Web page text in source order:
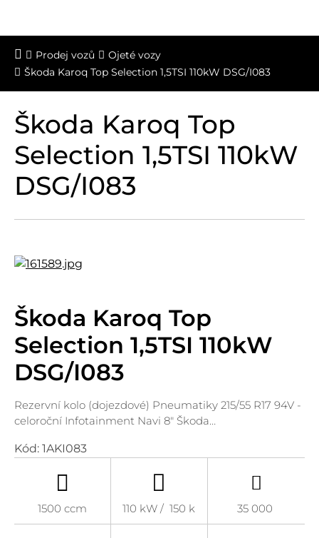
Prodej vozů
Ojeté vozy
Škoda Karoq Top Selection 1,5TSI 110kW DSG/I083
Škoda Karoq Top
Selection 1,5TSI 110kW
DSG/I083
Škoda Karoq Top
Selection 1,5TSI 110kW
DSG/I083
Rezervní kolo (dojezdové) Pneumatiky 215/55 R17 94V -
celoroční Infotainment Navi 8" Škoda…
Kód: 1AKI083
1500 ccm 110 kW / 150 k 35 000